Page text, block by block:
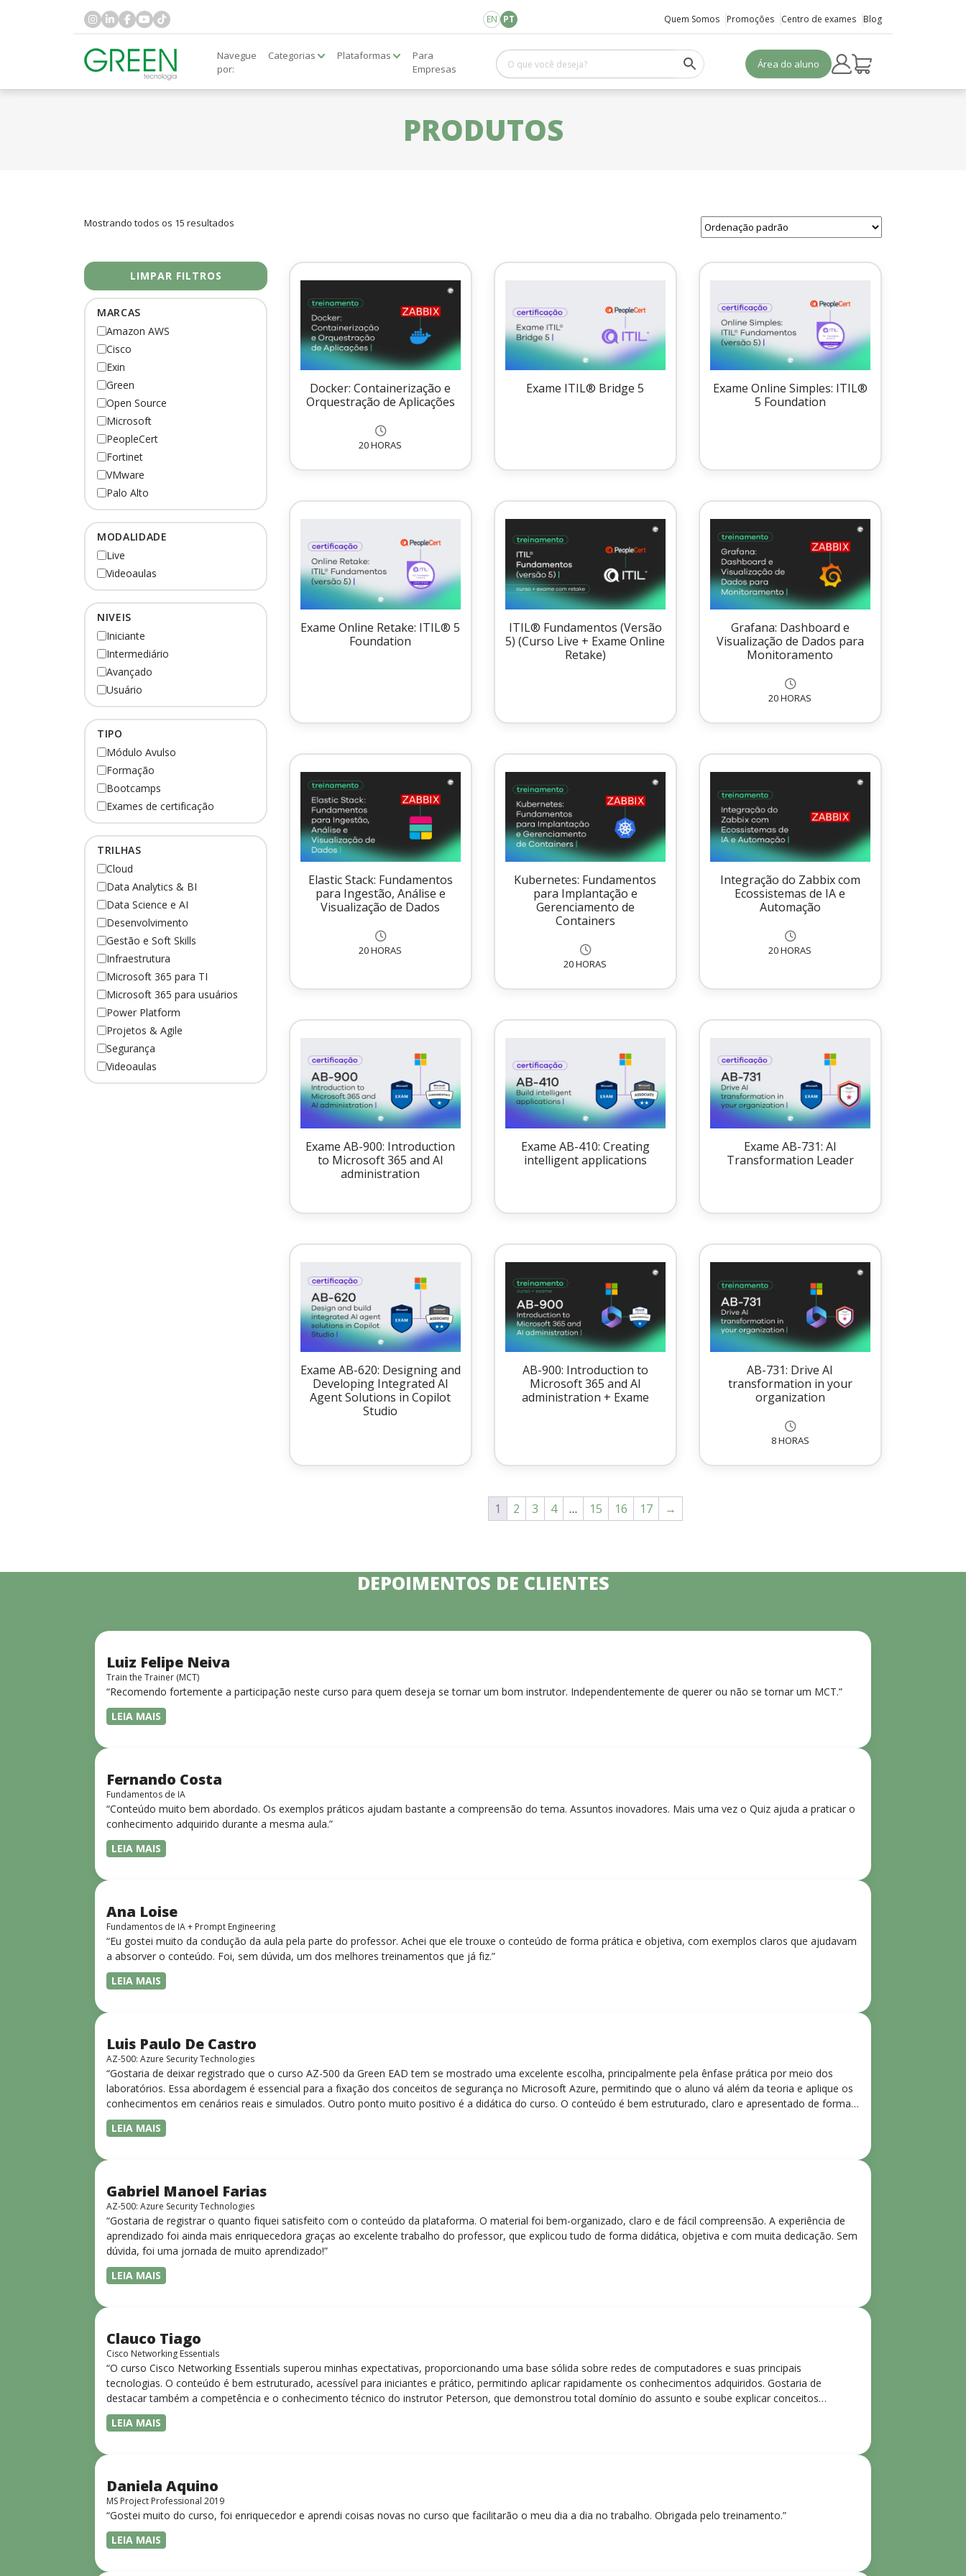
EN PT
Área do aluno
Quem Somos Promoções Centro de exames Blog
Navegue
por:
Categorias Plataformas
Para
Empresas
PRODUTOS
Mostrando todos os 15 resultados
LIMPAR FILTROS
MARCAS
Amazon AWS
Cisco
Exin
Green
Open Source
Microsoft
PeopleCert
Fortinet
VMware
Palo Alto
MODALIDADE
Live
Videoaulas
NIVEIS
Iniciante
Intermediário
Avançado
Usuário
TIPO
Módulo Avulso
Formação
Bootcamps
Exames de certificação
TRILHAS
Cloud
Data Analytics & BI
Data Science e AI
Desenvolvimento
Gestão e Soft Skills
Infraestrutura
Microsoft 365 para TI
Microsoft 365 para usuários
Power Platform
Projetos & Agile
Segurança
Videoaulas
Docker: Containerização e
Orquestração de Aplicações
20 HORAS
Exame ITIL® Bridge 5
Exame Online Simples: ITIL®
5 Foundation
Exame Online Retake: ITIL® 5
Foundation
ITIL® Fundamentos (Versão
5) (Curso Live + Exame Online
Retake)
Grafana: Dashboard e
Visualização de Dados para
Monitoramento
20 HORAS
Elastic Stack: Fundamentos
para Ingestão, Análise e
Visualização de Dados
20 HORAS
Kubernetes: Fundamentos
para Implantação e
Gerenciamento de
Containers
20 HORAS
Integração do Zabbix com
Ecossistemas de IA e
Automação
20 HORAS
Exame AB-900: Introduction
to Microsoft 365 and AI
administration
Exame AB-410: Creating
intelligent applications
Exame AB-731: AI
Transformation Leader
Exame AB-620: Designing and
Developing Integrated AI
Agent Solutions in Copilot
Studio
AB-900: Introduction to
Microsoft 365 and AI
administration + Exame
AB-731: Drive AI
transformation in your
organization
8 HORAS
1 2 3 4 … 15 16 17 →
DEPOIMENTOS DE CLIENTES
Luiz Felipe Neiva
Train the Trainer (MCT)
“Recomendo fortemente a participação neste curso para quem deseja se tornar um bom instrutor. Independentemente de querer ou não se tornar um MCT.”
LEIA MAIS
Fernando Costa
Fundamentos de IA
“Conteúdo muito bem abordado. Os exemplos práticos ajudam bastante a compreensão do tema. Assuntos inovadores. Mais uma vez o Quiz ajuda a praticar o
conhecimento adquirido durante a mesma aula.”
LEIA MAIS
Ana Loise
Fundamentos de IA + Prompt Engineering
“Eu gostei muito da condução da aula pela parte do professor. Achei que ele trouxe o conteúdo de forma prática e objetiva, com exemplos claros que ajudavam
a absorver o conteúdo. Foi, sem dúvida, um dos melhores treinamentos que já fiz.”
LEIA MAIS
Luis Paulo De Castro
AZ-500: Azure Security Technologies
“Gostaria de deixar registrado que o curso AZ-500 da Green EAD tem se mostrado uma excelente escolha, principalmente pela ênfase prática por meio dos
laboratórios. Essa abordagem é essencial para a fixação dos conceitos de segurança no Microsoft Azure, permitindo que o aluno vá além da teoria e aplique os
conhecimentos em cenários reais e simulados. Outro ponto muito positivo é a didática do curso. O conteúdo é bem estruturado, claro e apresentado de forma
progressiva, o que facilita o entendimento mesmo para quem não tem uma bagagem técnica muito avançada.”
LEIA MAIS
Gabriel Manoel Farias
AZ-500: Azure Security Technologies
“Gostaria de registrar o quanto fiquei satisfeito com o conteúdo da plataforma. O material foi bem-organizado, claro e de fácil compreensão. A experiência de
aprendizado foi ainda mais enriquecedora graças ao excelente trabalho do professor, que explicou tudo de forma didática, objetiva e com muita dedicação. Sem
dúvida, foi uma jornada de muito aprendizado!”
LEIA MAIS
Clauco Tiago
Cisco Networking Essentials
“O curso Cisco Networking Essentials superou minhas expectativas, proporcionando uma base sólida sobre redes de computadores e suas principais
tecnologias. O conteúdo é bem estruturado, acessível para iniciantes e prático, permitindo aplicar rapidamente os conhecimentos adquiridos. Gostaria de
destacar também a competência e o conhecimento técnico do instrutor Peterson, que demonstrou total domínio do assunto e soube explicar conceitos
complexos de forma clara e objetiva. Sua didática facilitou o aprendizado e tornou as aulas dinâmicas e envolventes. Recomendo o curso para todos que
desejam iniciar ou aprofundar seus conhecimentos em redes!”
LEIA MAIS
Daniela Aquino
MS Project Professional 2019
“Gostei muito do curso, foi enriquecedor e aprendi coisas novas no curso que facilitarão o meu dia a dia no trabalho. Obrigada pelo treinamento.”
LEIA MAIS